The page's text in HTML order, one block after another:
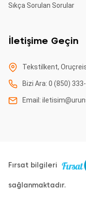
Sıkça Sorulan Sorular
İletişime Geçin
Tekstilkent,
Bizi Ara: 0 (850)
Email:
Fırsat bilgileri
sağlanmaktadır.